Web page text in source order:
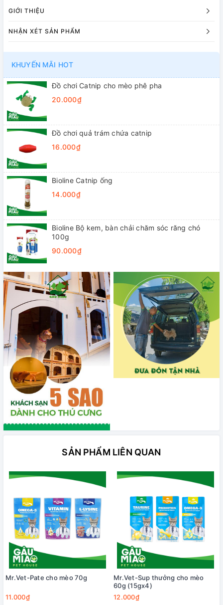
GIỚI THIỆU
NHẬN XÉT SẢN PHẨM
KHUYẾN MÃI HOT
Đồ chơi Catnip cho mèo phê pha
20.000₫
Đồ chơi quả trám chứa catnip
16.000₫
Bioline Catnip ống
14.000₫
Bioline Bộ kem, bàn chải chăm sóc răng chó
100g
90.000₫
SẢN PHẨM LIÊN QUAN
Mr.Vet-Pate cho mèo 70g
11.000₫
Mr.Vet-Sup thưởng cho mèo
60g (15gx4)
12.000₫